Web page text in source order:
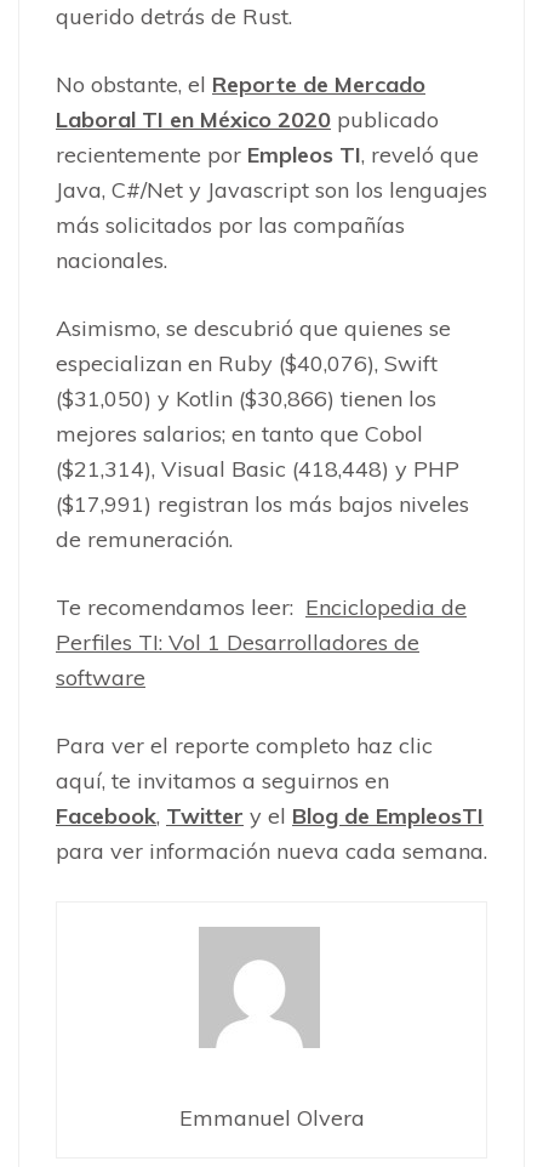
querido detrás de Rust.
No obstante, el Reporte de Mercado
Laboral TI en México 2020 publicado
recientemente por Empleos TI, reveló que
Java, C#/Net y Javascript son los lenguajes
más solicitados por las compañías
nacionales.
Asimismo, se descubrió que quienes se
especializan en Ruby ($40,076), Swift
($31,050) y Kotlin ($30,866) tienen los
mejores salarios; en tanto que Cobol
($21,314), Visual Basic (418,448) y PHP
($17,991) registran los más bajos niveles
de remuneración.
Te recomendamos leer: Enciclopedia de
Perfiles TI: Vol 1 Desarrolladores de
software
Para ver el reporte completo haz clic
aquí, te invitamos a seguirnos en
Facebook, Twitter y el Blog de EmpleosTI
para ver información nueva cada semana.
Emmanuel Olvera